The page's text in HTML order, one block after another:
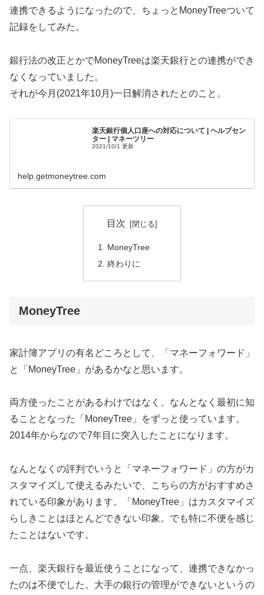
連携できるようになったので、ちょっとMoneyTreeついて
記録をしてみた。
銀行法の改正とかでMoneyTreeは楽天銀行との連携ができ
なくなっていました。
それが今月(2021年10月)一日解消されたとのこと。
楽天銀行個人口座への対応について | ヘルプセン
ター | マネーツリー
2021/10/1 更新
help.getmoneytree.com
目次
MoneyTree
終わりに
MoneyTree
家計簿アプリの有名どころとして、「マネーフォワード」
と「MoneyTree」があるかなと思います。
両方使ったことがあるわけではなく、なんとなく最初に知
ることとなった「MoneyTree」をずっと使っています。
2014年からなので7年目に突入したことになります。
なんとなくの評判でいうと「マネーフォワード」の方がカ
スタマイズして使えるみたいで、こちらの方がおすすめさ
れている印象があります。「MoneyTree」はカスタマイズ
らしきことはほとんどできない印象。でも特に不便を感じ
たことはないです。
一点、楽天銀行を最近使うことになって、連携できなかっ
たのは不便でした。大手の銀行の管理ができないというの